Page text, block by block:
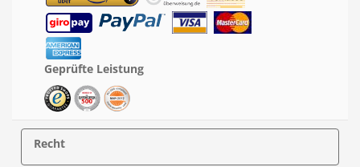
Geprüfte Leistung
Recht